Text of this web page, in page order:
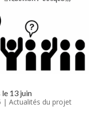
le 13 juin
| Actualités du projet